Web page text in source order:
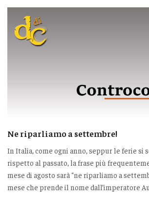
Ne riparliamo a settembre!
In Italia, come ogni anno, seppur le ferie si
rispetto al passato, la frase più
mese di agosto sarà “ne riparliamo a
mese che prende il nome dall’imperatore